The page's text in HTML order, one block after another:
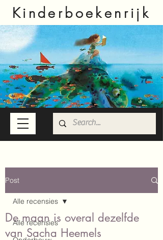
Kinderboekenrijk
Post
Alle recensies
Alle recensies
De maan is overal dezelfde
van Sacha Heemels